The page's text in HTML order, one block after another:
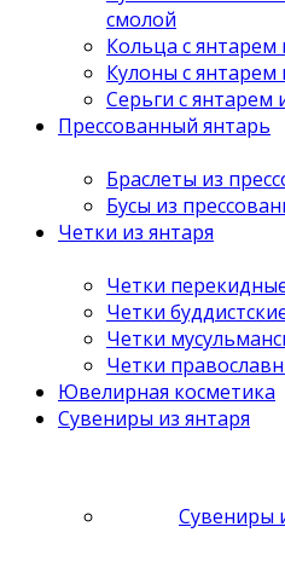
смолой
Кольца с
Кулоны с
Серьги с
Прессованный янтарь
Браслеты из
Бусы из
Четки из янтаря
Четки
Четки
Четки
Четки
Ювелирная косметика
Сувениры из янтаря
Сувениры